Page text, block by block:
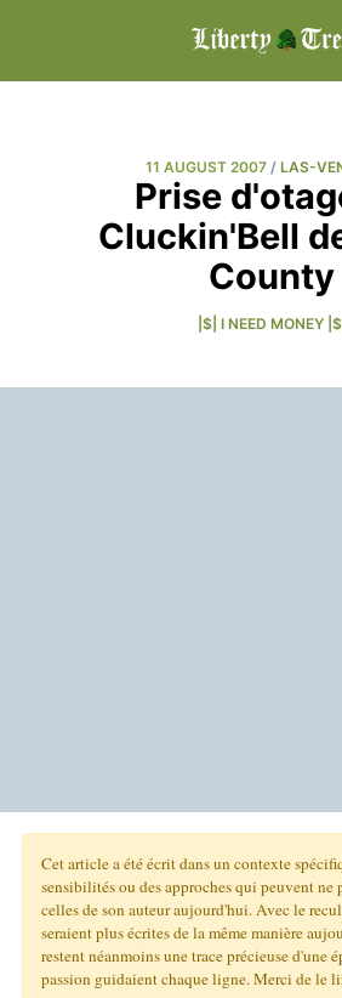
11 AUGUST 2007 / LAS-
Prise
Cluckin'Bell
County
|$| I NEED MONEY |$|
Cet article a été écrit dans un contexte
sensibilités ou des approches qui peuvent ne
celles de son auteur aujourd'hui. Avec le
seraient plus écrites de la même manière
restent néanmoins une trace précieuse d'une
passion guidaient chaque ligne. Merci de le